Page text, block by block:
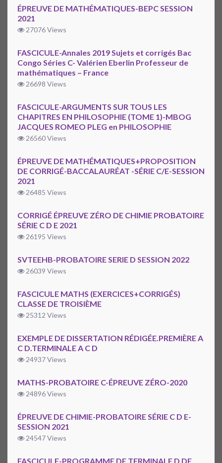
ÉPREUVE DE MATHÉMATIQUES-BEPC SESSION
2021
27076 Views
FASCICULE-Annales 2019 Sujets et corrigés Bac
Congo Séries C- Valérien Eberlin Professeur de
mathématiques – France
26698 Views
FASCICULE-ARGUMENTS SUR TOUS LES
CHAPITRES EN PHILOSOPHIE (TOME 1)-MBOG
JACQUES ROMEO PLEG en PHILOSOPHIE
26560 Views
ÉPREUVE DE MATHÉMATIQUES+PROPOSITION
DE CORRIGÉ-BACCALAURÉAT -SÉRIE C/E-SESSION
2021
26485 Views
CORRIGÉ ÉPREUVE ZÉRO DE CHIMIE PROBATOIRE
SÉRIE C D E 2021
26195 Views
SVTEEHB-PROBATOIRE SERIE D SESSION 2022
26039 Views
FASCICULE MATHS (EXERCICES+CORRIGÉS)
CLASSE DE TROISIÈME
25312 Views
EXEMPLE DE DISSERTATION RÉDIGÉE.PREMIÈRE A
C D.TERMINALE A C D
24937 Views
MATHS-PROBATOIRE C-ÉPREUVE ZÉRO-2020
24896 Views
ÉPREUVE DE CHIMIE-PROBATOIRE SÉRIE C D E-
SESSION 2021
24547 Views
FASCICULE-PROGRAMME DE TERMINALE D DE